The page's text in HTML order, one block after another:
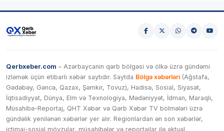
Qerbxeber.com – Azərbaycanın qərb bölgəsi və ölkə üzrə gündəmi
izləmək üçün etibarlı xəbər saytıdır. Saytda Bölgə xəbərləri (Ağstafa,
Gədəbəy, Gəncə, Qazax, Şəmkir, Tovuz), Hadisə, Sosial, Siyasət,
İqtisadiyyat, Dünya, Elm və Texnologiya, Mədəniyyət, İdman, Maraqlı,
Müsahibə-Reportaj, QHT Xəbər və Qərb Xəbər TV bölmələri üzrə
gündəlik yenilənən xəbərlər yer alır. Regionlardan ən son xəbərlər,
ictimai-sosial mövzular, müsahibələr və reportajlar ilə aktual